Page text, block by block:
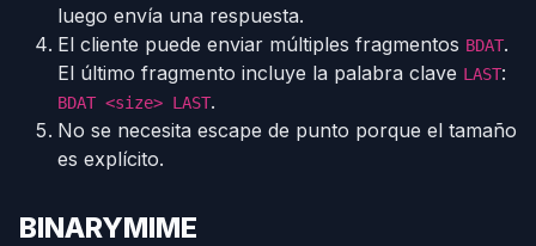
luego envía una respuesta.
El cliente puede enviar múltiples fragmentos BDAT.
El último fragmento incluye la palabra clave LAST:
BDAT <size> LAST.
No se necesita escape de punto porque el tamaño
es explícito.
BINARYMIME